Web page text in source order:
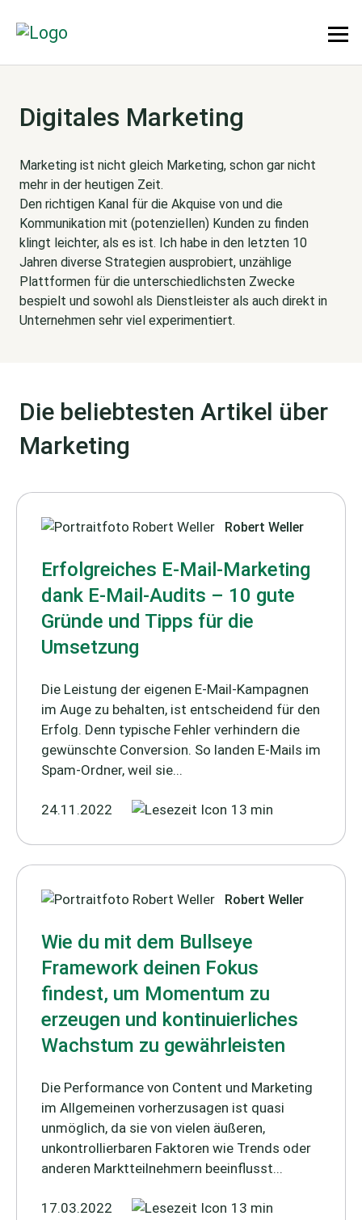
Digitales Marketing
Marketing ist nicht gleich Marketing, schon gar nicht
mehr in der heutigen Zeit.
Den richtigen Kanal für die Akquise von und die
Kommunikation mit (potenziellen) Kunden zu finden
klingt leichter, als es ist. Ich habe in den letzten 10
Jahren diverse Strategien ausprobiert, unzählige
Plattformen für die unterschiedlichsten Zwecke
bespielt und sowohl als Dienstleister als auch direkt in
Unternehmen sehr viel experimentiert.
Die beliebtesten Artikel über
Marketing
Robert Weller
Erfolgreiches E-Mail-Marketing
dank E-Mail-Audits – 10 gute
Gründe und Tipps für die
Umsetzung
Die Leistung der eigenen E-Mail-Kampagnen
im Auge zu behalten, ist entscheidend für den
Erfolg. Denn typische Fehler verhindern die
gewünschte Conversion. So landen E-Mails im
Spam-Ordner, weil sie...
24.11.2022 13 min
Robert Weller
Wie du mit dem Bullseye
Framework deinen Fokus
findest, um Momentum zu
erzeugen und kontinuierliches
Wachstum zu gewährleisten
Die Performance von Content und Marketing
im Allgemeinen vorherzusagen ist quasi
unmöglich, da sie von vielen äußeren,
unkontrollierbaren Faktoren wie Trends oder
anderen Marktteilnehmern beeinflusst...
17.03.2022 13 min